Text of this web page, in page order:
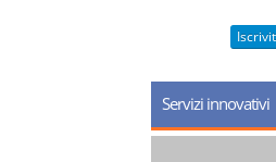
Servizi innovativi